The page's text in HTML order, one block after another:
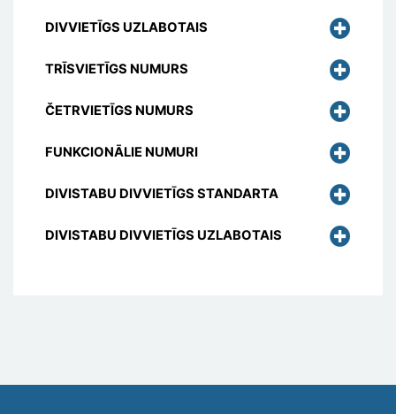
DIVVIETĪGS UZLABOTAIS
TRĪSVIETĪGS NUMURS
ČETRVIETĪGS NUMURS
FUNKCIONĀLIE NUMURI
DIVISTABU DIVVIETĪGS STANDARTA
DIVISTABU DIVVIETĪGS UZLABOTAIS